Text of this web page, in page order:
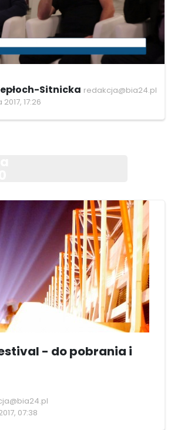
Sitnicka redakcja@bia24.pl
17:26
- do pobrania i
07:38